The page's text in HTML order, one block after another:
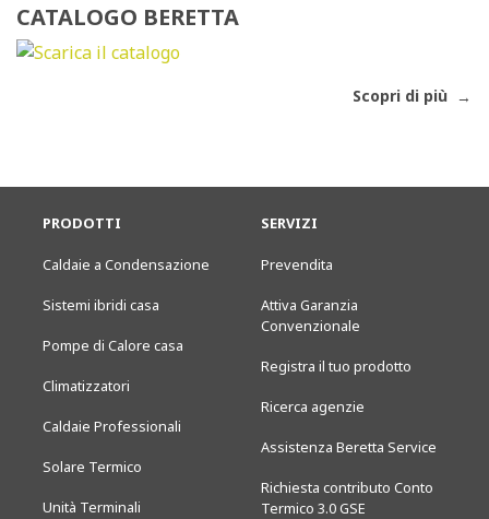
CATALOGO BERETTA
Scopri di più
PRODOTTI
Caldaie a Condensazione
Sistemi ibridi casa
Pompe di Calore casa
Climatizzatori
Caldaie Professionali
Solare Termico
Unità Terminali
SERVIZI
Prevendita
Attiva Garanzia
Convenzionale
Registra il tuo prodotto
Ricerca agenzie
Assistenza Beretta Service
Richiesta contributo Conto
Termico 3.0 GSE